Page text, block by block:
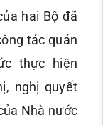
hai Bộ đã
tác quán
thực hiện
nghị quyết
Nhà nước